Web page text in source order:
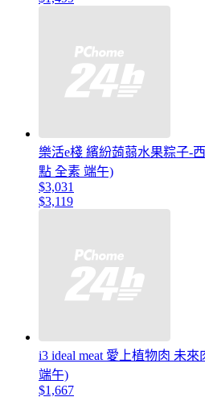
樂活e棧 繽紛蒟蒻水果粽子-
點 全素 端午)
$3,031
$3,119
i3 ideal meat 愛上植物肉 未
端午)
$1,667